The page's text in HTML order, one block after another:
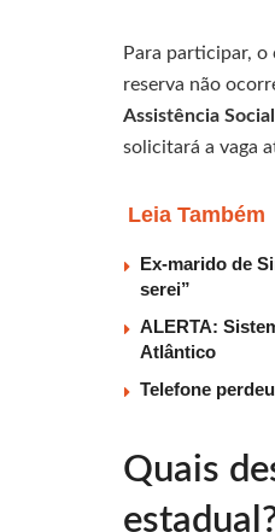
Para participar, o
reserva não
Assistência Social
solicitará a vaga
Leia Também
Ex-marido de
serei”
ALERTA:
Atlântico
Telefone
Quais